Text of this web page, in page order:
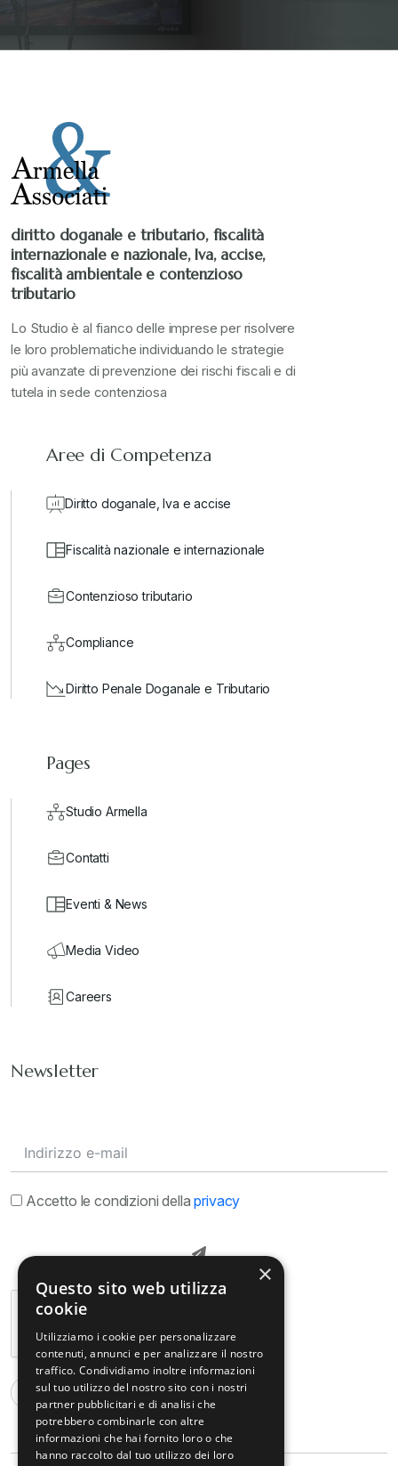
diritto doganale e tributario, fiscalità
internazionale e nazionale, Iva, accise,
fiscalità ambientale e contenzioso
tributario
Lo Studio è al fianco delle imprese per risolvere
le loro problematiche individuando le strategie
più avanzate di prevenzione dei rischi fiscali e di
tutela in sede contenziosa
Aree di Competenza
Diritto doganale, Iva e accise
Fiscalità nazionale e internazionale
Contenzioso tributario
Compliance
Diritto Penale Doganale e Tributario
Pages
Studio Armella
Contatti
Eventi & News
Media Video
Careers
Newsletter
Accetto le condizioni dellaprivacy
×
Questo sito web utilizza
cookie
Utilizziamo i cookie per personalizzare
contenuti, annunci e per analizzare il nostro
traffico. Condividiamo inoltre informazioni
sul tuo utilizzo del nostro sito con i nostri
partner pubblicitari e di analisi che
potrebbero combinarle con altre
informazioni che hai fornito loro o che
hanno raccolto dal tuo utilizzo dei loro